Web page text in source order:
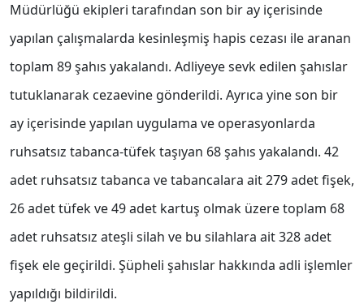
Müdürlüğü ekipleri tarafından son bir ay içerisinde
yapılan çalışmalarda kesinleşmiş hapis cezası ile aranan
toplam 89 şahıs yakalandı. Adliyeye sevk edilen şahıslar
tutuklanarak cezaevine gönderildi. Ayrıca yine son bir
ay içerisinde yapılan uygulama ve operasyonlarda
ruhsatsız tabanca-tüfek taşıyan 68 şahıs yakalandı. 42
adet ruhsatsız tabanca ve tabancalara ait 279 adet fişek,
26 adet tüfek ve 49 adet kartuş olmak üzere toplam 68
adet ruhsatsız ateşli silah ve bu silahlara ait 328 adet
fişek ele geçirildi. Şüpheli şahıslar hakkında adli işlemler
yapıldığı bildirildi.